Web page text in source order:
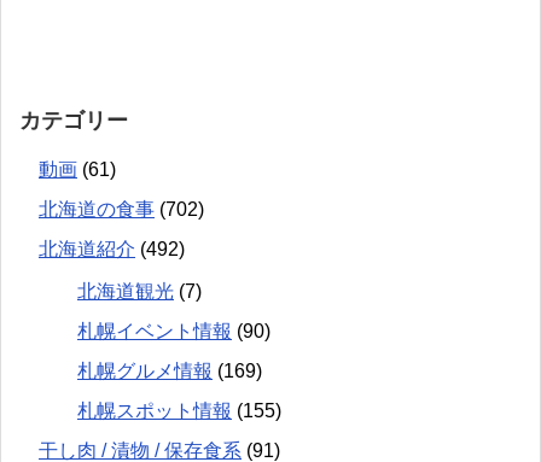
カテゴリー
動画 (61)
北海道の食事 (702)
北海道紹介 (492)
北海道観光 (7)
札幌イベント情報 (90)
札幌グルメ情報 (169)
札幌スポット情報 (155)
干し肉 / 漬物 / 保存食系 (91)